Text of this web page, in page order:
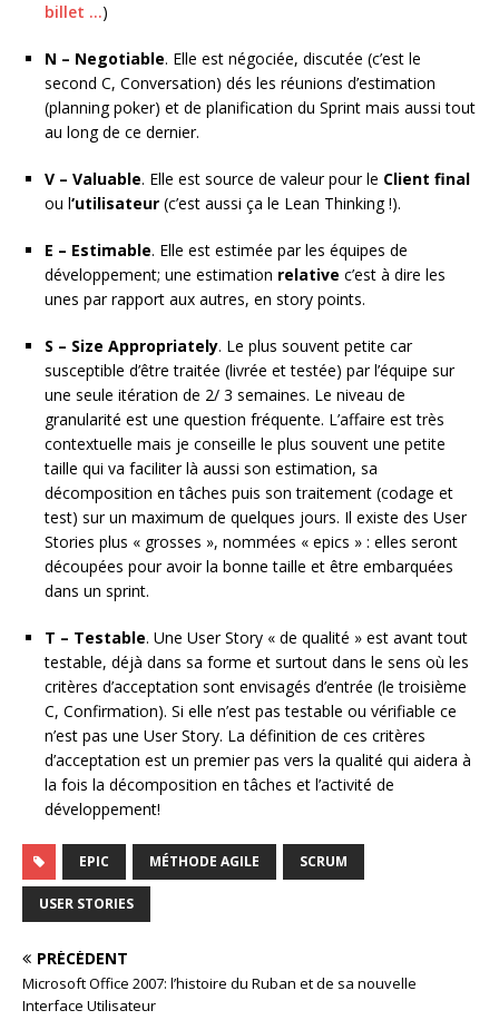
billet …)
N – Negotiable. Elle est négociée, discutée (c’est le
second C, Conversation) dés les réunions d’estimation
(planning poker) et de planification du Sprint mais aussi tout
au long de ce dernier.
V – Valuable. Elle est source de valeur pour le Client final
ou l‘utilisateur (c’est aussi ça le Lean Thinking !).
E – Estimable. Elle est estimée par les équipes de
développement; une estimation relative c’est à dire les
unes par rapport aux autres, en story points.
S – Size Appropriately. Le plus souvent petite car
susceptible d’être traitée (livrée et testée) par l’équipe sur
une seule itération de 2/ 3 semaines. Le niveau de
granularité est une question fréquente. L’affaire est très
contextuelle mais je conseille le plus souvent une petite
taille qui va faciliter là aussi son estimation, sa
décomposition en tâches puis son traitement (codage et
test) sur un maximum de quelques jours. Il existe des User
Stories plus « grosses », nommées « epics » : elles seront
découpées pour avoir la bonne taille et être embarquées
dans un sprint.
T – Testable. Une User Story « de qualité » est avant tout
testable, déjà dans sa forme et surtout dans le sens où les
critères d’acceptation sont envisagés d’entrée (le troisième
C, Confirmation). Si elle n’est pas testable ou vérifiable ce
n’est pas une User Story. La définition de ces critères
d’acceptation est un premier pas vers la qualité qui aidera à
la fois la décomposition en tâches et l’activité de
développement!
EPIC MÉTHODE AGILE SCRUM
USER STORIES
PRÉCÉDENT
Microsoft Office 2007: l’histoire du Ruban et de sa nouvelle
Interface Utilisateur